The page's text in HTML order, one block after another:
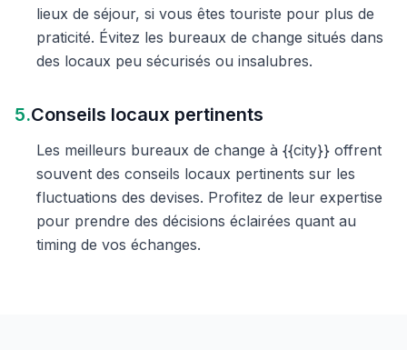
lieux de séjour, si vous êtes touriste pour plus de
praticité. Évitez les bureaux de change situés dans
des locaux peu sécurisés ou insalubres.
5.Conseils locaux pertinents
Les meilleurs bureaux de change à {{city}} offrent
souvent des conseils locaux pertinents sur les
fluctuations des devises. Profitez de leur expertise
pour prendre des décisions éclairées quant au
timing de vos échanges.